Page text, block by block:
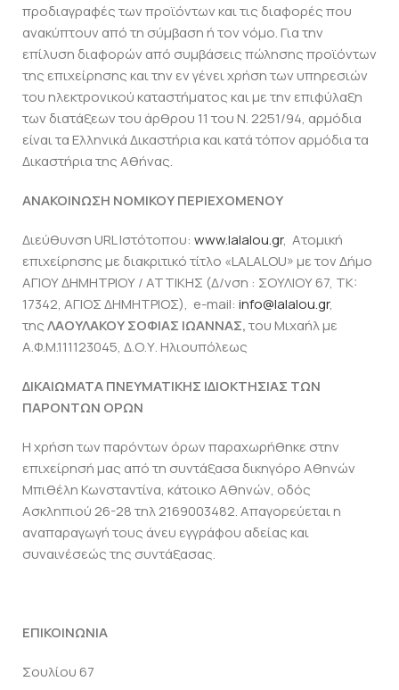
προδιαγραφές των προϊόντων και τις διαφορές που
ανακύπτουν από τη σύμβαση ή τον νόμο. Για την
επίλυση διαφορών από συμβάσεις πώλησης προϊόντων
της επιχείρησης και την εν γένει χρήση των υπηρεσιών
του ηλεκτρονικού καταστήματος και με την επιφύλαξη
των διατάξεων του άρθρου 11 του Ν. 2251/94, αρμόδια
είναι τα Ελληνικά Δικαστήρια και κατά τόπον αρμόδια τα
Δικαστήρια της Αθήνας.
ΑΝΑΚΟΙΝΩΣΗ ΝΟΜΙΚΟΥ ΠΕΡΙΕΧΟΜΕΝΟΥ
Διεύθυνση URL Ιστότοπου: www.lalalou.gr, Ατομική
επιχείρησης με διακριτικό τίτλο «LALALOU» με τον Δήμο
ΑΓΙΟΥ ΔΗΜΗΤΡΙΟΥ / ΑΤΤΙΚΗΣ (Δ/νση : ΣΟΥΛΙΟΥ 67, TK:
17342, ΑΓΙΟΣ ΔΗΜΗΤΡΙΟΣ), e-mail: info@lalalou.gr,
τηςΛΑΟΥΛΑΚΟΥ ΣΟΦΙΑΣ ΙΩΑΝΝΑΣ,του Μιχαήλ με
Α.Φ.Μ.111123045, Δ.Ο.Υ. Ηλιουπόλεως
ΔΙΚΑΙΩΜΑΤΑ ΠΝΕΥΜΑΤΙΚΗΣ ΙΔΙΟΚΤΗΣΙΑΣ ΤΩΝ
ΠΑΡΟΝΤΩΝ ΟΡΩΝ
Η χρήση των παρόντων όρων παραχωρήθηκε στην
επιχείρησή μας από τη συντάξασα δικηγόρο Αθηνών
Μπιθέλη Κωνσταντίνα, κάτοικο Αθηνών, οδός
Ασκληπιού 26-28 τηλ 2169003482. Απαγορεύεται η
αναπαραγωγή τους άνευ εγγράφου αδείας και
συναινέσεώς της συντάξασας.
ΕΠΙΚΟΙΝΩΝΙΑ
Σουλίου 67